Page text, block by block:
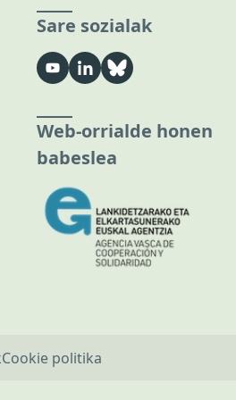
Sare sozialak
Web-orrialde honen
babeslea
Cookie politika